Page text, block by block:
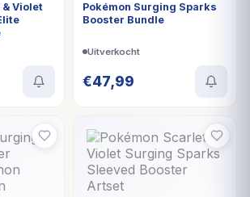
& Violet
Pokémon Surging Sparks
Booster Bundle
Uitverkocht
€47,99
UITVERKOCHT